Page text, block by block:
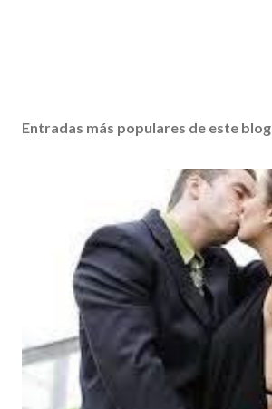
Entradas más populares de este blog